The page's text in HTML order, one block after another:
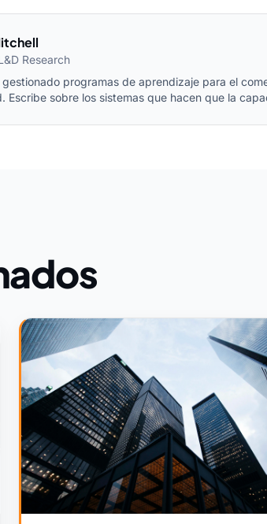
Research
gestionado programas de aprendizaje para el
Escribe sobre los sistemas que hacen que la